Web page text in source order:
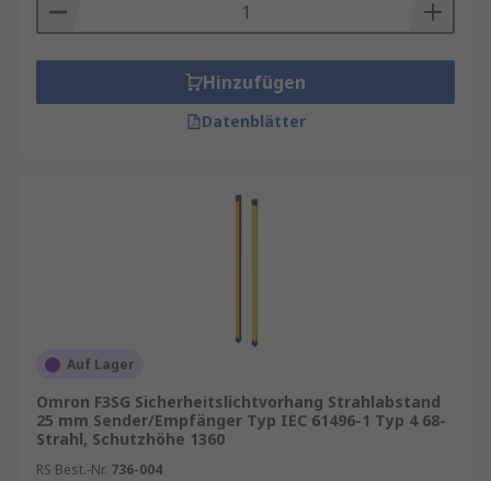
Bewegungen zu schützen. Sie stoppen
Maschinen automatisch, sobald jemand in den
Gefahrenbereich greift.
Typische Anwendungen:
Lichtvorhänge mit hoher Auflösung sind ideal für
Automatisierungsprozesse.
Einsatzbeispiele:
Zählung von Werkstücken
Hinzufügen
Datenblätter
Auf Lager
Omron F3SG Sicherheitslichtvorhang Strahlabstand
25 mm Sender/Empfänger Typ IEC 61496-1 Typ 4 68-
Strahl, Schutzhöhe 1360
RS Best.-Nr. 736-004